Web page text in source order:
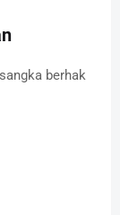
berhak